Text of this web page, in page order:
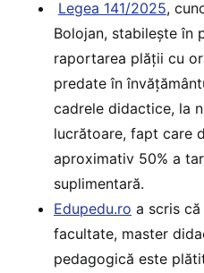
Legea 141/2025,
Bolojan, stabilește în
raportarea plății cu
predate în
cadrele didactice, la
lucrătoare, fapt care
aproximativ 50% a
suplimentară.
Edupedu.ro a scris
facultate, master
pedagogică este